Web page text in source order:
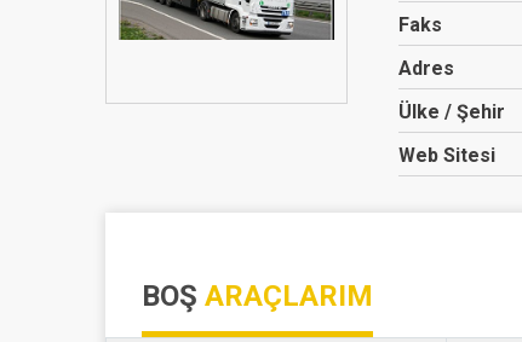
Faks
Adres
Ülke / Şehir
Web Sitesi
BOŞ ARAÇLARIM